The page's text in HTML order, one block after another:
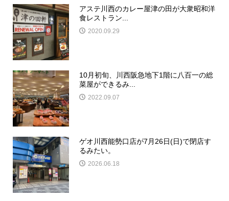
アステ川西のカレー屋津の田が大衆昭和洋
食レストラン...
2020.09.29
10月初旬、川西阪急地下1階に八百一の総
菜屋ができるみ...
2022.09.07
ゲオ川西能勢口店が7月26日(日)で閉店す
るみたい。
2026.06.18